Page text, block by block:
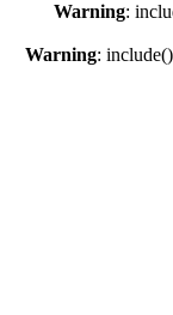
Warning:
Warning: